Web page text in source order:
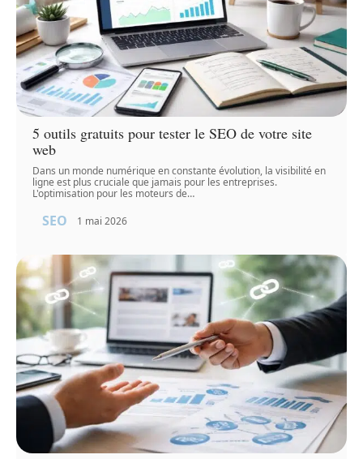
5 outils gratuits pour tester le SEO de votre site
web
Dans un monde numérique en constante évolution, la visibilité en
ligne est plus cruciale que jamais pour les entreprises.
L'optimisation pour les moteurs de…
SEO 1 mai 2026